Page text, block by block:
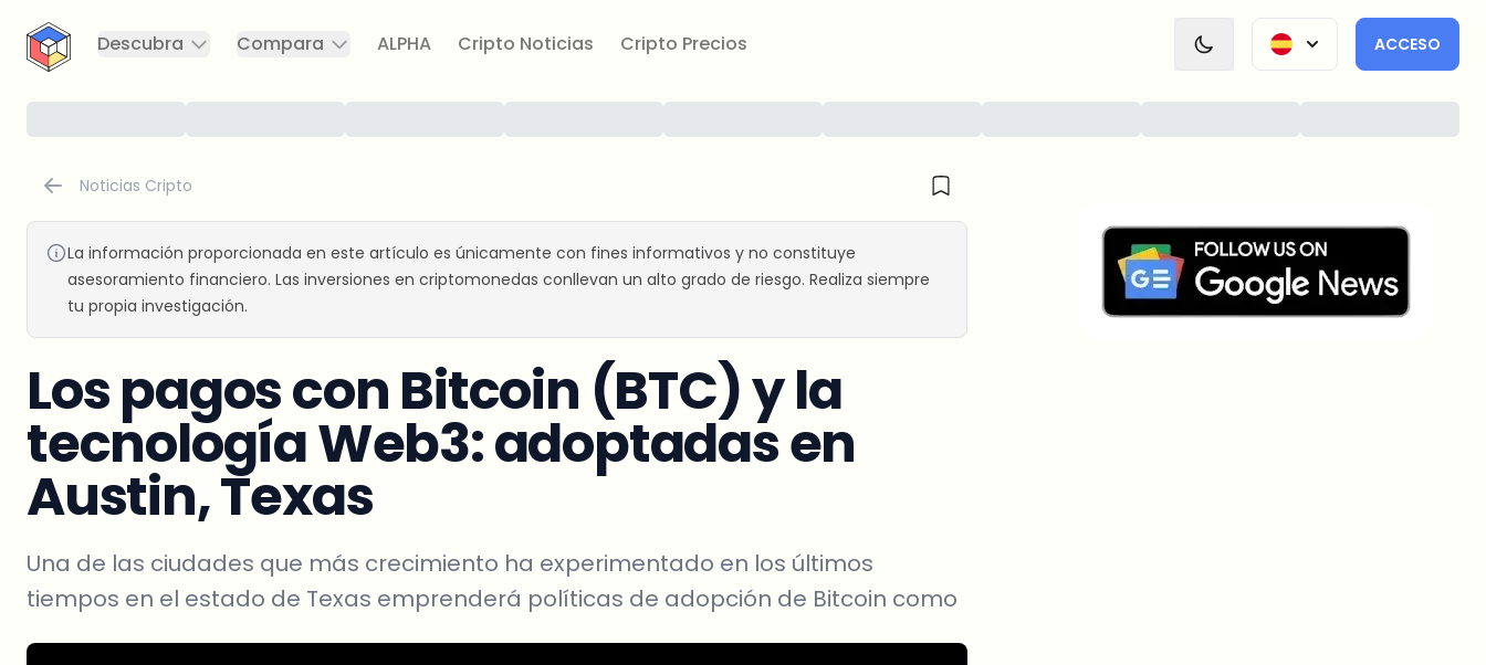
CryptoTicker
Descubra
Compara ALPHA Cripto Noticias Cripto Precios ACCESO
Noticias Cripto
La información proporcionada en este artículo es únicamente con fines informativos y no constituye
asesoramiento financiero. Las inversiones en criptomonedas conllevan un alto grado de riesgo. Realiza siempre
tu propia investigación.
Los pagos con Bitcoin (BTC) y la
tecnología Web3: adoptadas en
Austin, Texas
Una de las ciudades que más crecimiento ha experimentado en los últimos
tiempos en el estado de Texas emprenderá políticas de adopción de Bitcoin como